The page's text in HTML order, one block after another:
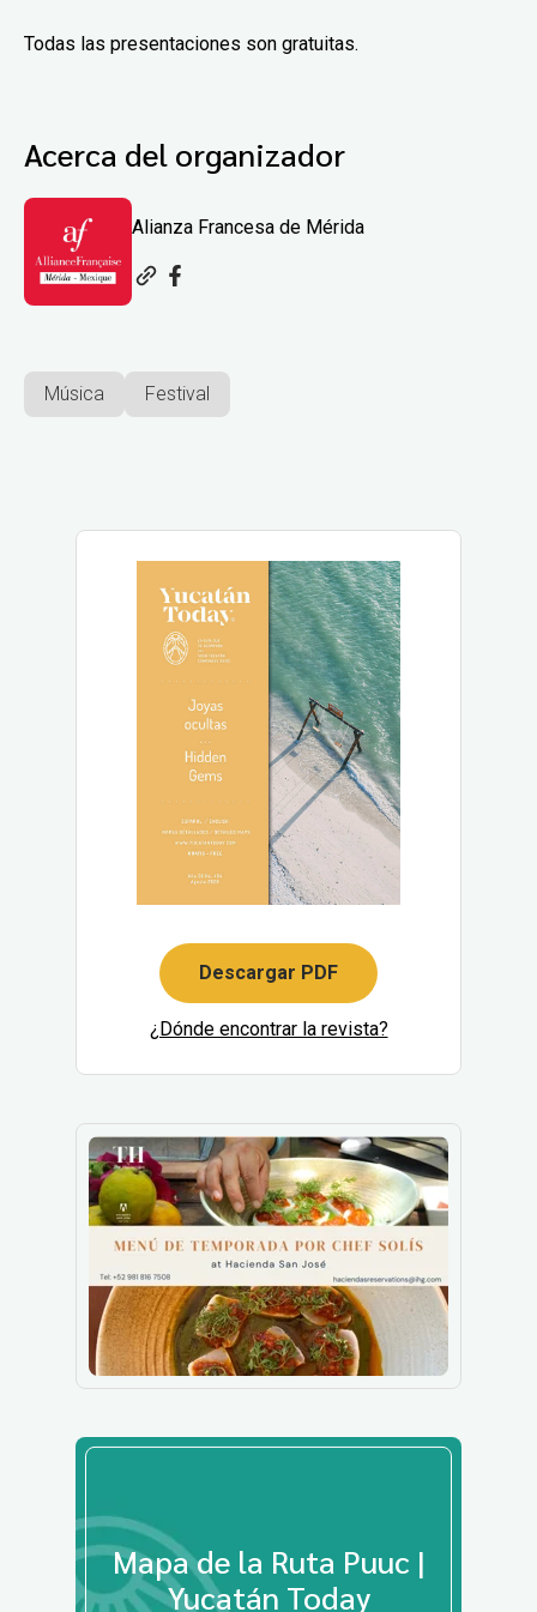
Todas las presentaciones son gratuitas.
Acerca del organizador
Alianza Francesa de Mérida
Música Festival
Descargar PDF
¿Dónde encontrar la revista?
Mapa de la Ruta Puuc |
Yucatán Today